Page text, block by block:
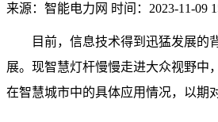
来源：智能电力网 时间：2023-11-09
目前，信息技术得到迅猛发展的
展。现智慧灯杆慢慢走进大众视野中
在智慧城市中的具体应用情况，以期